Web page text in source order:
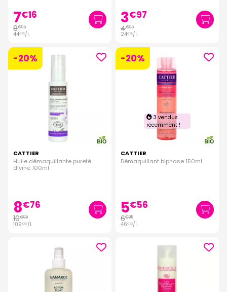
7€16
8€95
44€75/l.
3€97
4€95
24€75/l.
-20%
CATTIER
Huile démaquillante pureté
divine 100ml
8€76
10€95
109€50/l.
-20%
3 vendus
récemment !
CATTIER
Démaquillant biphase 150ml
5€56
6€95
46€33/l.